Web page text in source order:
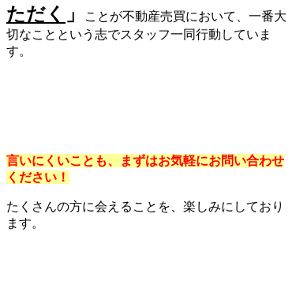
ただく
」 ことが不動産売買において、一番大
切なことという志でスタッフ一同行動していま
す。
言いにくいことも、まずはお気軽にお問い合わせ
ください！
たくさんの方に会えることを、楽しみにしており
ます。